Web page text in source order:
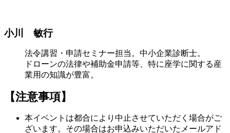
小川 敏行
法令講習・申請セミナー担当。中小企業診断士。
ドローンの法律や補助金申請等、特に座学に関する産
業用の知識が豊富。
【注意事項】
本イベントは都合により中止させていただく場合がご
ざいます。その場合はお申込みいただいたメールアド